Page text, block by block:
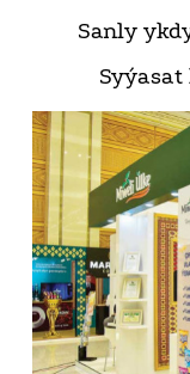
Sanly